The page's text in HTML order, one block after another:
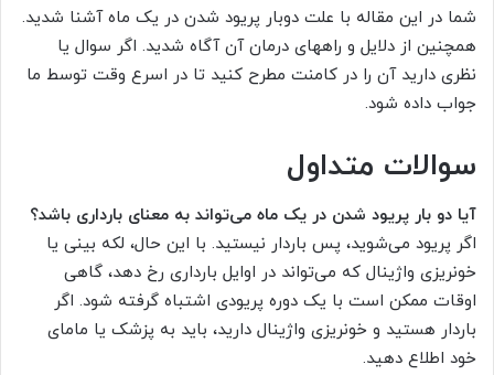
شما در این مقاله با علت دوبار پریود شدن در یک ماه آشنا شدید.
همچنین از دلایل و راههای درمان آن آگاه شدید. اگر سوال یا
نظری دارید آن را در کامنت مطرح کنید تا در اسرع وقت توسط ما
جواب داده شود.
سوالات متداول
آیا دو بار پریود شدن در یک ماه می‌تواند به معنای بارداری باشد؟
اگر پریود می‌شوید، پس باردار نیستید. با این حال، لکه بینی یا
خونریزی واژینال که می‌تواند در اوایل بارداری رخ دهد، گاهی
اوقات ممکن است با یک دوره پریودی اشتباه گرفته شود. اگر
باردار هستید و خونریزی واژینال دارید، باید به پزشک یا مامای
خود اطلاع دهید.